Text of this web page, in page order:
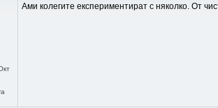
Ами колегите експериментират с няколко. От